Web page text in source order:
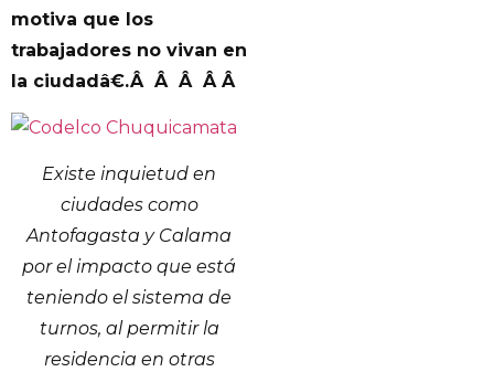
motiva que los
trabajadores no vivan en
la ciudadâ€.Â Â Â Â Â
Existe inquietud en
ciudades como
Antofagasta y Calama
por el impacto que está
teniendo el sistema de
turnos, al permitir la
residencia en otras